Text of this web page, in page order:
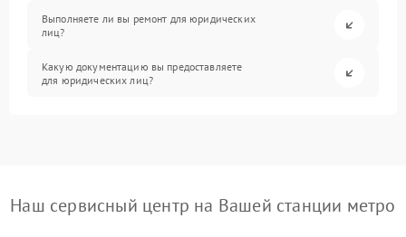
Выполняете ли вы ремонт для юридических
лиц?
Какую документацию вы предоставляете
для юридических лиц?
Наш сервисный центр на Вашей станции метро